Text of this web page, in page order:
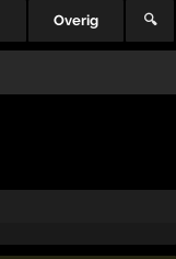
Overig 🔍